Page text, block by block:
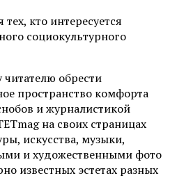
кто интересуется
социокультурного
обрести
пространство комфорта
и журналистикой
на своих страницах
искусства, музыки,
и художественными фото
известных эстетах разных